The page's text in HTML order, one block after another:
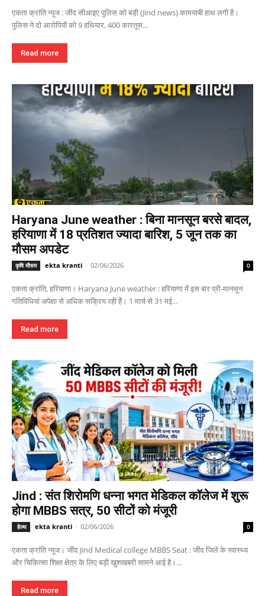
एकता क्रांति न्यूज : जींद सीआइए पुलिस को बड़ी (Jind news) कामयाबी हाथ लगी है।
पुलिस ने दो आरोपियों को 9 हथियार, 400 कारतूस...
Read more
Haryana June weather : बिना मानसून बरसे बादल,
हरियाणा में 18 प्रतिशत ज्यादा बारिश, 5 जून तक का
मौसम अपडेट
कृषि मौसम ekta kranti - 02/06/2026 0
एकता क्रांति, हरियाणा। Haryana June weather : हरियाणा में इस बार प्री-मानसून
गतिविधियां अपेक्षा से अधिक सक्रिय रही हैं। 1 मार्च से 31 मई...
Read more
Jind : संत शिरोमणि धन्ना भगत मेडिकल कॉलेज में शुरू
होगा MBBS सत्र, 50 सीटों को मंजूरी
हेल्थ ekta kranti - 02/06/2026 0
एकता क्रांति न्यूज। जींद Jind Medical college MBBS Seat : जींद जिले के स्वास्थ्य
और चिकित्सा शिक्षा क्षेत्र के लिए बड़ी खुशखबरी सामने आई है।...
Read more